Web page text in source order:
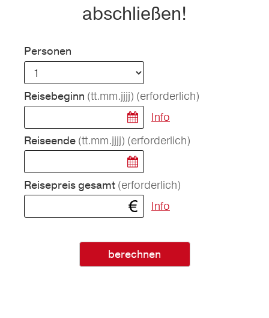
abschließen!
Personen
Reisebeginn (tt.mm.jjjj) (erforderlich)
Info
Reiseende (tt.mm.jjjj) (erforderlich)
Reisepreis gesamt (erforderlich)
Info
berechnen